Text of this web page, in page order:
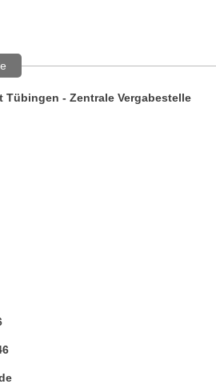
Tübingen - Zentrale Vergabestelle